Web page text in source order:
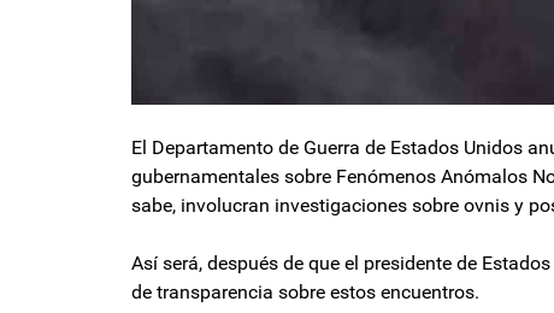
El Departamento de Guerra de Estados Unidos
gubernamentales sobre Fenómenos Anómalos
sabe, involucran investigaciones sobre ovnis y
Así será, después de que el presidente de
de transparencia sobre estos encuentros.